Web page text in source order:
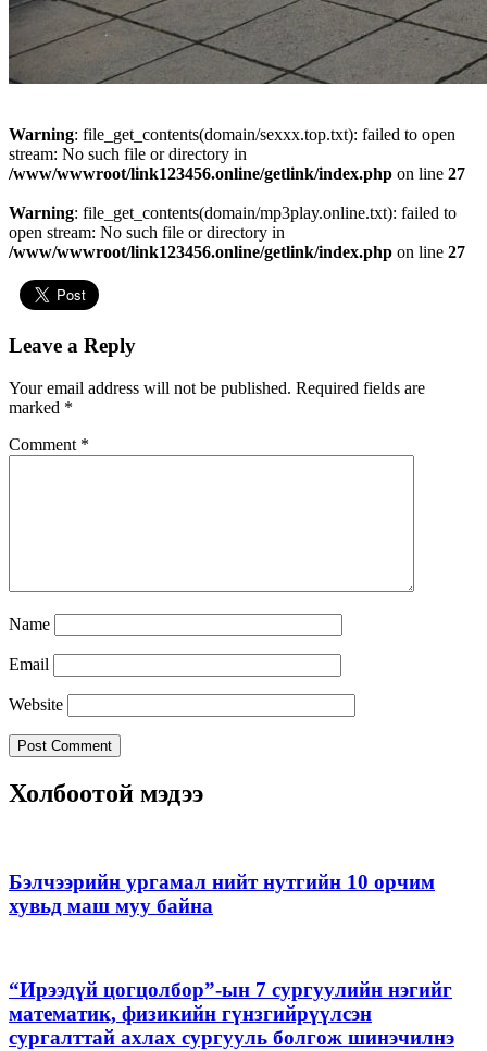
Warning: file_get_contents(domain/sexxx.top.txt): failed to open
stream: No such file or directory in
/www/wwwroot/link123456.online/getlink/index.php on line 27
Warning: file_get_contents(domain/mp3play.online.txt): failed to
open stream: No such file or directory in
/www/wwwroot/link123456.online/getlink/index.php on line 27
Leave a Reply
Your email address will not be published. Required fields are
marked *
Comment *
Name
Email
Website
Холбоотой мэдээ
Бэлчээрийн ургамал нийт нутгийн 10 орчим
хувьд маш муу байна
“Ирээдүй цогцолбор”-ын 7 сургуулийн нэгийг
математик, физикийн гүнзгийрүүлсэн
сургалттай ахлах сургууль болгож шинэчилнэ